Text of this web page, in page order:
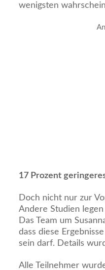
wenigsten
17 Prozent
Doch nicht nur zur
Andere Studien
Das Team um
dass diese
sein darf. Details
Alle Teilnehmer